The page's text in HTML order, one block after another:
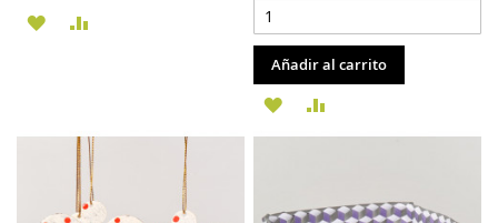
AÑADIR
LISTA
DESEOS
Añadir al carrito
AÑADIR
A
LISTA
PARA